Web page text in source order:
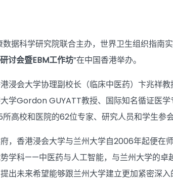
据科学研究院联合主办，世界卫生组织指南
讨会暨EBM工作坊”在中国香港举办。
浸会大学协理副校长（临床中医药）卞兆祥
学Gordon GUYATT教授、国际知名循证医
高校和医院的62位专家、研究人员和学生参会
，香港浸会大学与兰州大学自2006年起便在
学科——中医药与人工智能，与兰州大学的卓
出未来希望能够跟兰州大学建立更加紧密深